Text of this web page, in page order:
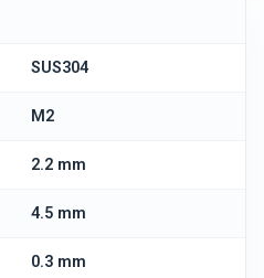
SUS304
M2
2.2 mm
4.5 mm
0.3 mm